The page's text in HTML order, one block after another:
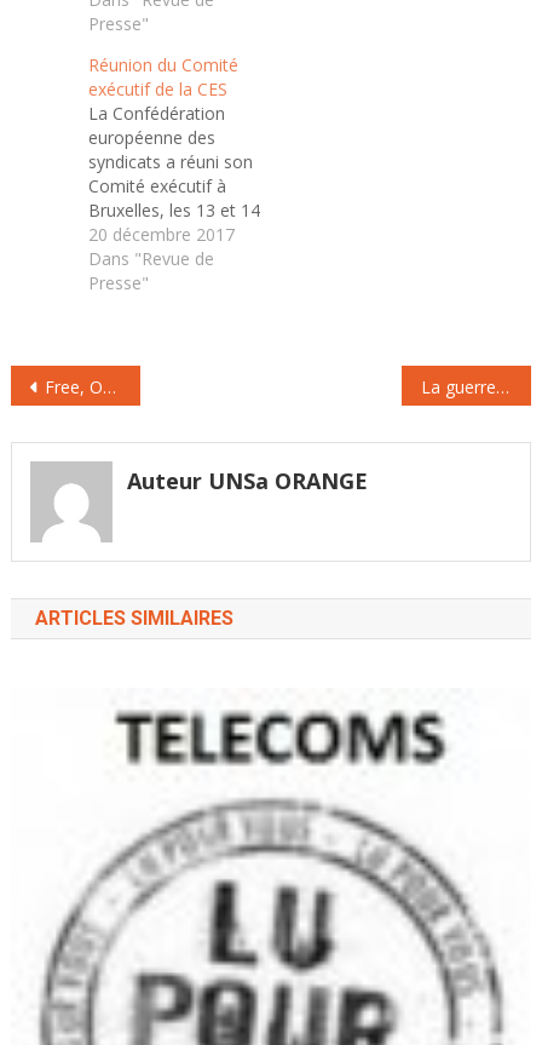
Presse"
Réunion du Comité
exécutif de la CES
La Confédération
européenne des
syndicats a réuni son
Comité exécutif à
Bruxelles, les 13 et 14
décembre. Luc Bérille y
a représenté l’UNSA.
Au menu très fourni de
l’Union économique et
monétaire, la position
politiques…
20 décembre 2017
Dans "Revue de
Presse"
Navigation
de
l’article
Free, Orange, SFR ou Bouygues : qui va gagner la guerre des télécoms ? La guerre des télécoms est bien mondiale
Auteur UNSa ORANGE
ARTICLES SIMILAIRES